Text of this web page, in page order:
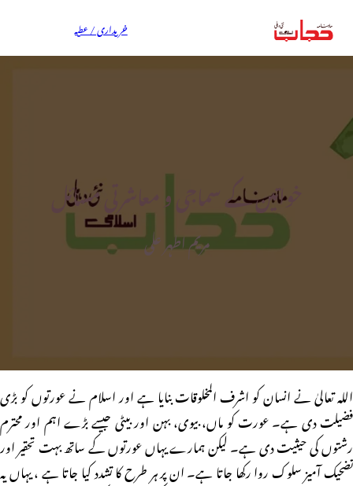
خریداری / عطیہ
خواتین کے سماجی و معاشرتی مسائل
مریم اطہر علی
اللہ تعالیٰ نے انسان کو اشرف المخلوقات بنایا ہے اور اسلام نے عورتوں کو بڑی
فضیلت دی ہے۔ عورت کو ماں، بیوی، بہن اور بیٹی جیسے بڑے اہم اور محترم
رشتوں کی حیثیت دی ہے۔ لیکن ہمارے یہاں عورتوں کے ساتھ بہت تحقیر اور
تضحیک آمیز سلوک روا رکھا جاتا ہے۔ ان پر ہر طرح کا تشدد کیا جاتا ہے ، یہاں یہ